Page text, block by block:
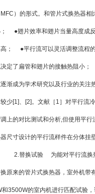
）的形式。和管片式换热器相
； ●翅片效率和翅片当量高度成
高； ●平行流可以灵活调整流程
定了扁管和翅片的接触热阻小
渐成为学术研究以及行业的关
少[1]、[2]。文献［1］对平行流
上的对比测试和分析,但使用平
尺寸设计的平行流样件在分体
验 为能对平行流换热器制
原来的管片式换热器，室外机带
和3500W的室内机进行匹配试验